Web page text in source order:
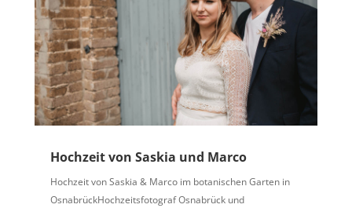
Hochzeit von Saskia und Marco
Hochzeit von Saskia & Marco im botanischen Garten in
OsnabrückHochzeitsfotograf Osnabrück und